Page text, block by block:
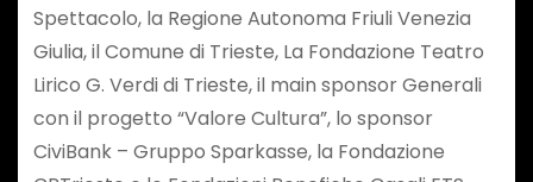
Spettacolo, la Regione Autonoma Friuli Venezia
Giulia, il Comune di Trieste, La Fondazione Teatro
Lirico G. Verdi di Trieste, il main sponsor Generali
con il progetto “Valore Cultura”, lo sponsor
CiviBank – Gruppo Sparkasse, la Fondazione